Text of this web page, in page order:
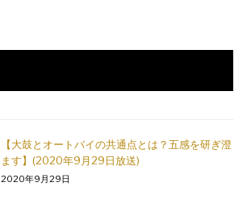
【大鼓とオートバイの共通点とは？五感を研ぎ澄
ます】(2020年9月29日放送)
2020年9月29日